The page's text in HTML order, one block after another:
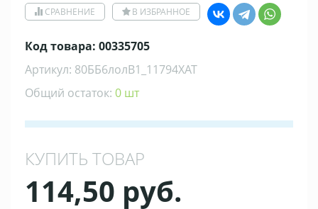
СРАВНЕНИЕ В ИЗБРАННОЕ
Код товара: 00335705
Артикул: 80ББ6лолВ1_11794ХАТ
Общий остаток: 0 шт
КУПИТЬ ТОВАР
114,50 руб.